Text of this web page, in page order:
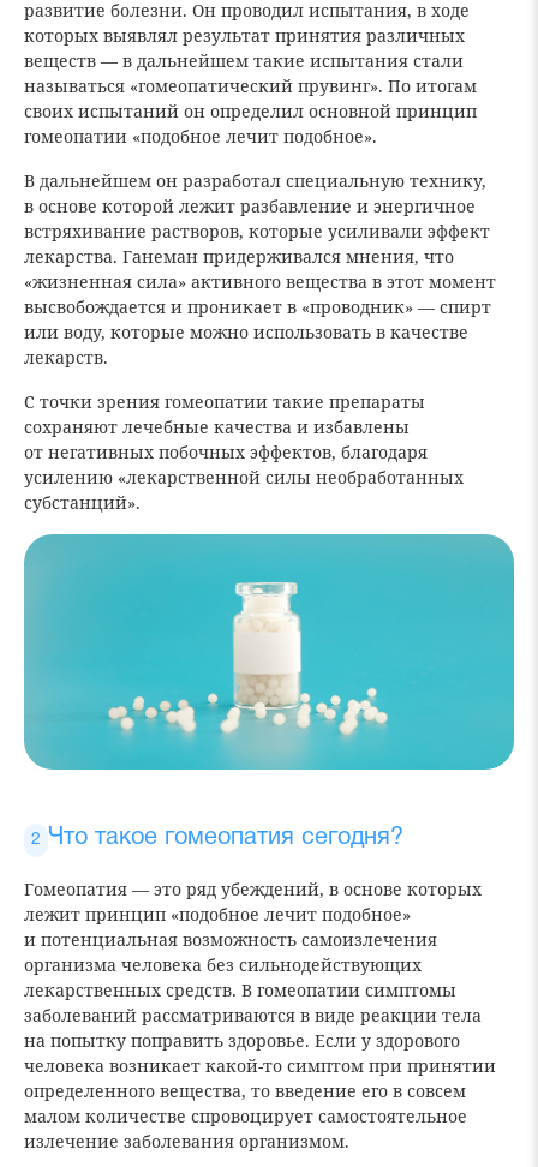
развитие болезни. Он проводил испытания, в ходе
которых выявлял результат принятия различных
веществ — в дальнейшем такие испытания стали
называться «гомеопатический прувинг». По итогам
своих испытаний он определил основной принцип
гомеопатии «подобное лечит подобное».
В дальнейшем он разработал специальную технику,
в основе которой лежит разбавление и энергичное
встряхивание растворов, которые усиливали эффект
лекарства. Ганеман придерживался мнения, что
«жизненная сила» активного вещества в этот момент
высвобождается и проникает в «проводник» — спирт
или воду, которые можно использовать в качестве
лекарств.
С точки зрения гомеопатии такие препараты
сохраняют лечебные качества и избавлены
от негативных побочных эффектов, благодаря
усилению «лекарственной силы необработанных
субстанций».
Что такое гомеопатия сегодня?
Гомеопатия — это ряд убеждений, в основе которых
лежит принцип «подобное лечит подобное»
и потенциальная возможность самоизлечения
организма человека без сильнодействующих
лекарственных средств. В гомеопатии симптомы
заболеваний рассматриваются в виде реакции тела
на попытку поправить здоровье. Если у здорового
человека возникает какой-то симптом при принятии
определенного вещества, то введение его в совсем
малом количестве спровоцирует самостоятельное
излечение заболевания организмом.